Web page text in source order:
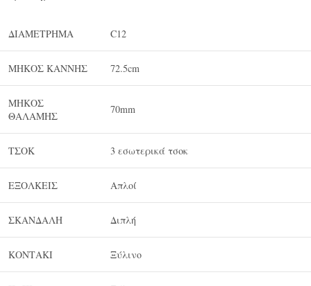
ΔΙΑΜΕΤΡΗΜΑ C12
ΜΗΚΟΣ ΚΑΝΝΗΣ 72.5cm
ΜΗΚΟΣ
ΘΑΛΑΜΗΣ
70mm
ΤΣΟΚ 3 εσωτερικά τσοκ
ΕΞΟΛΚΕΙΣ Απλοί
ΣΚΑΝΔΑΛΗ Διπλή
ΚΟNΤΑΚΙ Ξύλινο